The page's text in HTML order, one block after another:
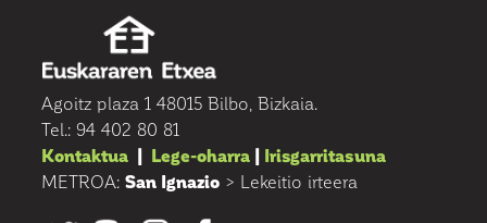
Agoitz plaza 1 48015 Bilbo, Bizkaia.
Tel.: 94 402 80 81
Kontaktua | Lege-oharra | Irisgarritasuna
METROA: San Ignazio > Lekeitio irteera